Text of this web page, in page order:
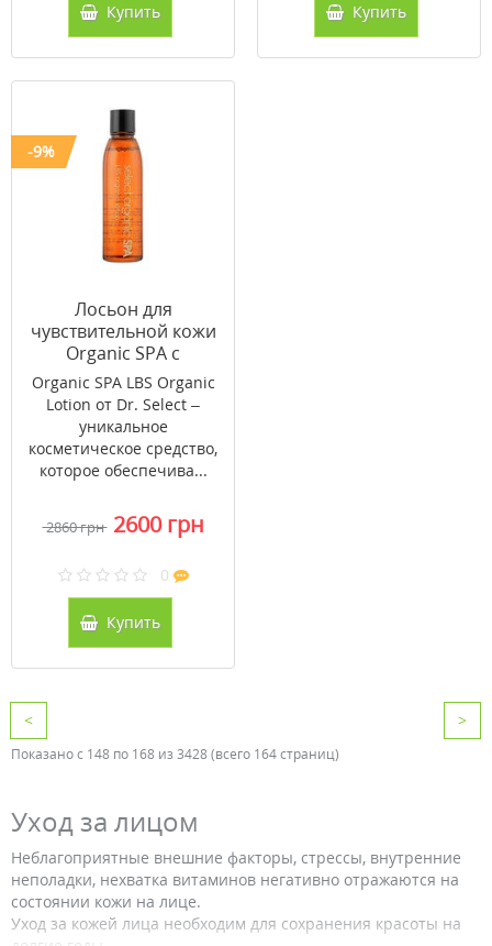
Купить Купить
-9%
Лосьон для
чувствительной кожи
Organic SPA с
пробиотиками Dr.
Select 150 мл
Organic SPA LBS Organic
Lotion от Dr. Select –
уникальное
косметическое средство,
которое обеспечива...
2860 грн 2600 грн
0
Купить
< >
Показано с 148 по 168 из 3428 (всего 164 страниц)
Уход за лицом
Неблагоприятные внешние факторы, стрессы, внутренние
неполадки, нехватка витаминов негативно отражаются на
состоянии кожи на лице.
Уход за кожей лица необходим для сохранения красоты на